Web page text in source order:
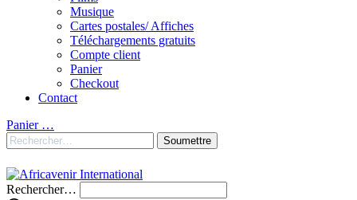
Musique
Cartes postales/ Affiches
Téléchargements gratuits
Compte client
Panier
Checkout
Contact
Panier …
Rechercher…